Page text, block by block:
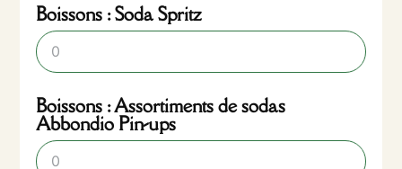
Boissons : Soda Spritz
Boissons : Assortiments de sodas
Abbondio Pin-ups